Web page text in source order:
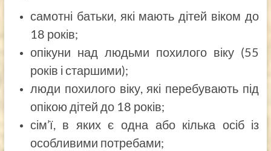
самотні батьки, які мають дітей віком до
18 років;
опікуни над людьми похилого віку (55
років і старшими);
люди похилого віку, які перебувають під
опікою дітей до 18 років;
сім’ї, в яких є одна або кілька осіб із
особливими потребами;